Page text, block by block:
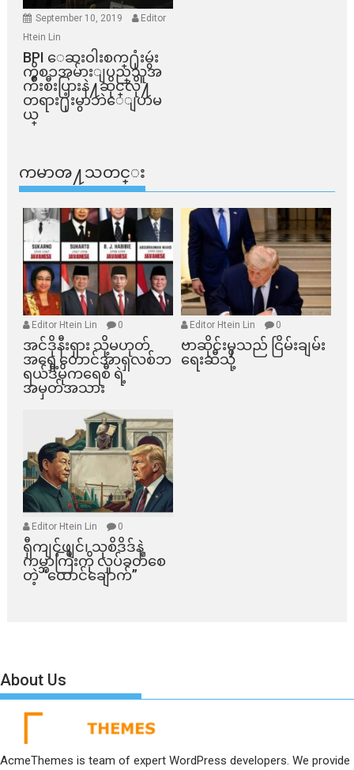
September 10, 2019
Editor
Htein Lin
BPI ​ေဆးဝါးစက္​႐ုံးမွဴး
ကိစၥအမ်ားျပည္​သူအ
က်ိဳးစီးပြားနဲ႔ဆိုင္​လို႔
တရား႐ုံးမွာဘဲေျပာမ
ယ္​
ကမာၻ႔သတင္း
Editor Htein Lin 0
အင်ဒိုနီးရှား သို့မဟုတ်
အရှေ့တောင်အာရှလစ်ဘ
ရယ်ဒီမိုကရေစီ ရဲ့
အမှတ်အသား
Editor Htein Lin 0
ဗာဆိုင်းမှသည် ငြိမ်းချမ်း
ရေးဆီသို့
Editor Htein Lin 0
ရှီကျင့်ဖျင်၊ သုစိဒိဒ်နဲ့
ကမ္ဘာကြီးကို လှုပ်ခတ်စေ
တဲ့ “ထောင်ချောက်”
About Us
AcmeThemes is team of expert WordPress developers. We provide